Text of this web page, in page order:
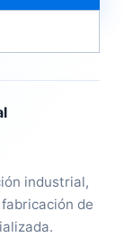
industrial,
de